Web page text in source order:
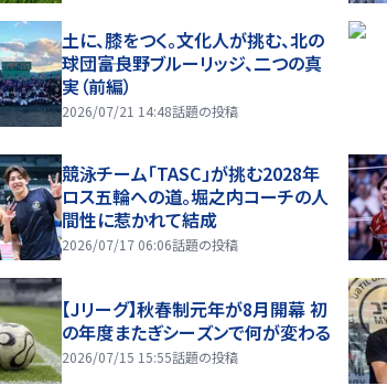
土に、膝をつく。文化人が挑む、北の
球団――富良野ブルーリッジ、二つの真
実（前編）
2026/07/21 14:48話題の投稿
競泳チーム「TASC」が挑む2028年
ロス五輪への道。堀之内コーチの人
間性に惹かれて結成
2026/07/17 06:06話題の投稿
【Jリーグ】秋春制元年が8月開幕 初
の年度またぎシーズンで何が変わる
2026/07/15 15:55話題の投稿